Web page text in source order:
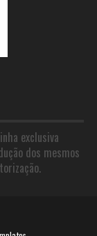
exclusiva
dos mesmos